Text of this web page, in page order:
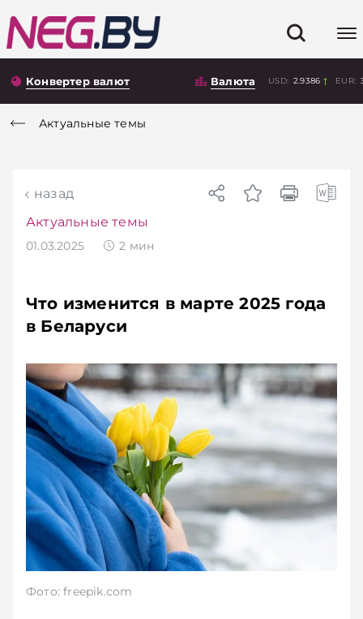
Конвертер валют Валюта USD: 2.9386 EUR:
Актуальные темы
назад
Актуальные темы
01.03.2025 2 мин
Что изменится в марте 2025 года
в Беларуси
Фото: freepik.com